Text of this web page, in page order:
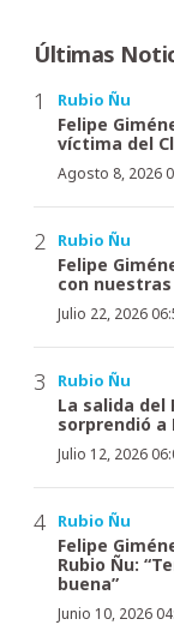
Últimas
Rubio Ñu
Felipe
víctima del
Agosto 8, 2026
Rubio Ñu
Felipe
con
Julio 22, 2026
Rubio Ñu
La salida del
sorprendió a
Julio 12, 2026
Rubio Ñu
Felipe
Rubio Ñu:
buena”
Junio 10, 2026